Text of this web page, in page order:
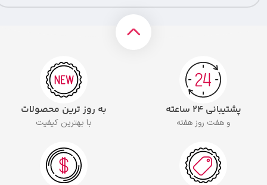
پشتیبانی ۲۴ ساعته
و هفت روز هفته
به روز ترین محصولات
با بهترین کیفیت